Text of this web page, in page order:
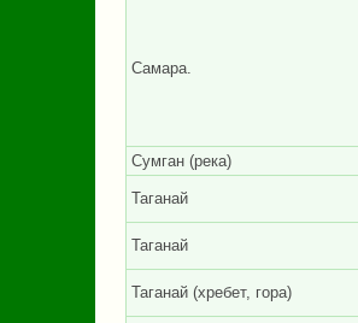
Самара.
Сумган (река)
Таганай
Таганай
Таганай (хребет, гора)